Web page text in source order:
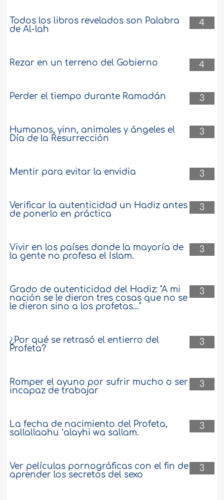
4
Todos los libros revelados son Palabra
de Al-lah
4
Rezar en un terreno del Gobierno
3
Perder el tiempo durante Ramadán
3
Humanos, yinn, animales y ángeles el
Día de la Resurrección
3
Mentir para evitar la envidia
3
Verificar la autenticidad un Hadiz antes
de ponerlo en práctica
3
Vivir en los países donde la mayoría de
la gente no profesa el Islam.
3
Grado de autenticidad del Hadiz: "A mi
nación se le dieron tres cosas que no se
le dieron sino a los profetas..."
3
¿Por qué se retrasó el entierro del
Profeta?
3
Romper el ayuno por sufrir mucho o ser
incapaz de trabajar
3
La fecha de nacimiento del Profeta,
sallallaahu ‘alayhi wa sallam.
3
Ver películas pornográficas con el fin de
aprender los secretos del sexo